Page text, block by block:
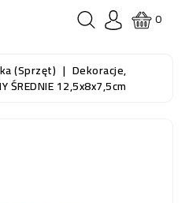
0
(sprzęt) Dekoracje,
ŚREDNIE 12,5x8x7,5cm